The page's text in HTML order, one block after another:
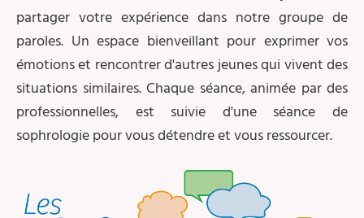
partager votre expérience dans notre groupe de
paroles. Un espace bienveillant pour exprimer vos
émotions et rencontrer d'autres jeunes qui vivent des
situations similaires. Chaque séance, animée par des
professionnelles, est suivie d'une séance de
sophrologie pour vous détendre et vous ressourcer.